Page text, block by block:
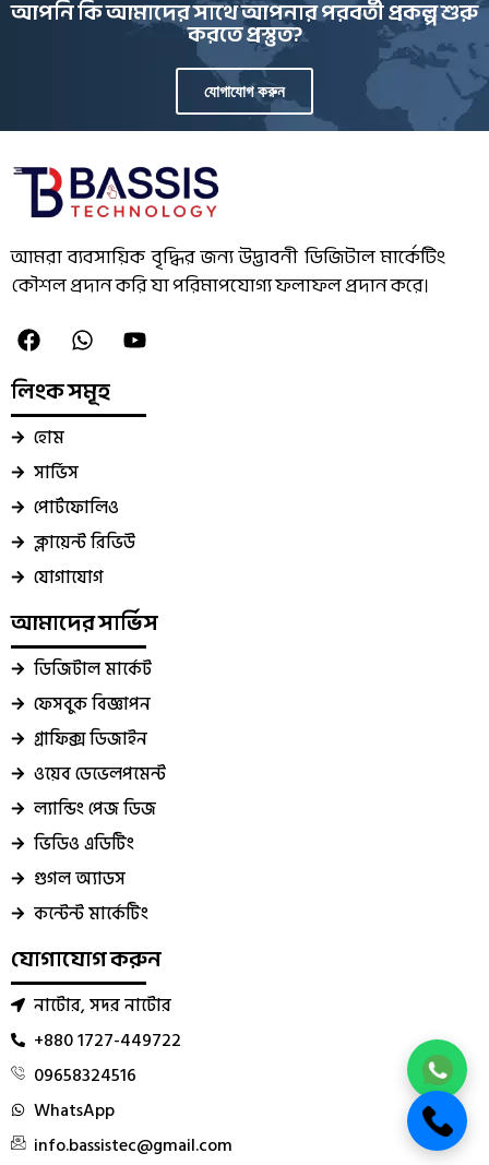
আপনি কি আমাদের সাথে আপনার পরবর্তী প্রকল্প শুরু
করতে প্রস্তুত?
যোগাযোগ করুন
আমরা ব্যবসায়িক বৃদ্ধির জন্য উদ্ভাবনী ডিজিটাল মার্কেটিং
কৌশল প্রদান করি যা পরিমাপযোগ্য ফলাফল প্রদান করে।
লিংক সমূহ
হোম
সার্ভিস
পোর্টফোলিও
ক্লায়েন্ট রিভিউ
যোগাযোগ
আমাদের সার্ভিস
ডিজিটাল মার্কেট
ফেসবুক বিজ্ঞাপন
গ্রাফিক্স ডিজাইন
ওয়েব ডেভেলপমেন্ট
ল্যান্ডিং পেজ ডিজ
ভিডিও এডিটিং
গুগল অ্যাডস
কন্টেন্ট মার্কেটিং
যোগাযোগ করুন
নাটোর, সদর নাটোর
+880 1727-449722
09658324516
WhatsApp
info.bassistec@gmail.com